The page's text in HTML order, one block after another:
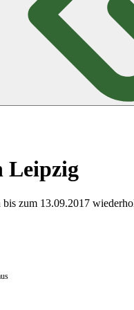
Leipzig
zum 13.09.2017